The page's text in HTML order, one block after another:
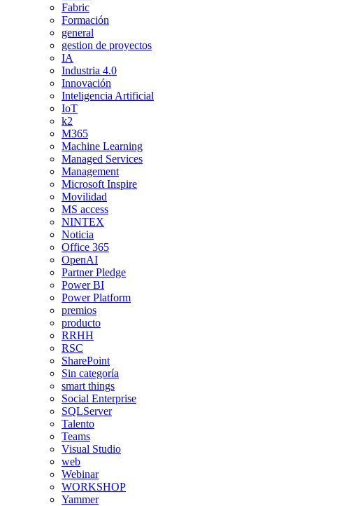
Fabric
Formación
general
gestion de proyectos
IA
Industria 4.0
Innovación
Inteligencia Artificial
IoT
k2
M365
Machine Learning
Managed Services
Management
Microsoft Inspire
Movilidad
MS access
NINTEX
Noticia
Office 365
OpenAI
Partner Pledge
Power BI
Power Platform
premios
producto
RRHH
RSC
SharePoint
Sin categoría
smart things
Social Enterprise
SQLServer
Talento
Teams
Visual Studio
web
Webinar
WORKSHOP
Yammer